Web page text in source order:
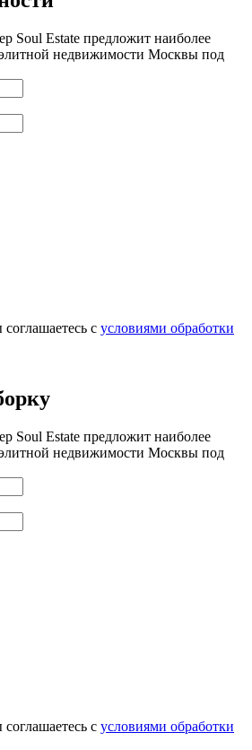
Soul Estate предложит наиболее
недвижимости Москвы под
с условиями обработки
Soul Estate предложит наиболее
недвижимости Москвы под
с условиями обработки